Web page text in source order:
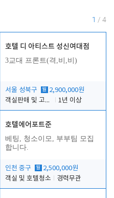
1 / 4
호텔 디 아티스트 성신여대점
3교대 프론트(격,비,비)
서울 성북구 월 2,900,000원
객실판매 및 고객응대
1년 이상
호텔에어포트준
베팅, 청소이모, 부부팀 모집
합니다.
인천 중구 월 2,500,000원
객실 및 호텔청소
경력무관